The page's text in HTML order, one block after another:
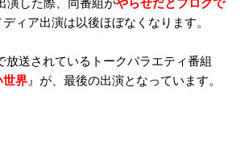
ィア出演は以後ほぼなくなります。
放送されているトークバラエティ番組
世界 』が、最後の出演となっています。